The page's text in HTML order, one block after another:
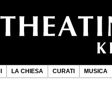
LA CHIESA CURATI MUSICA